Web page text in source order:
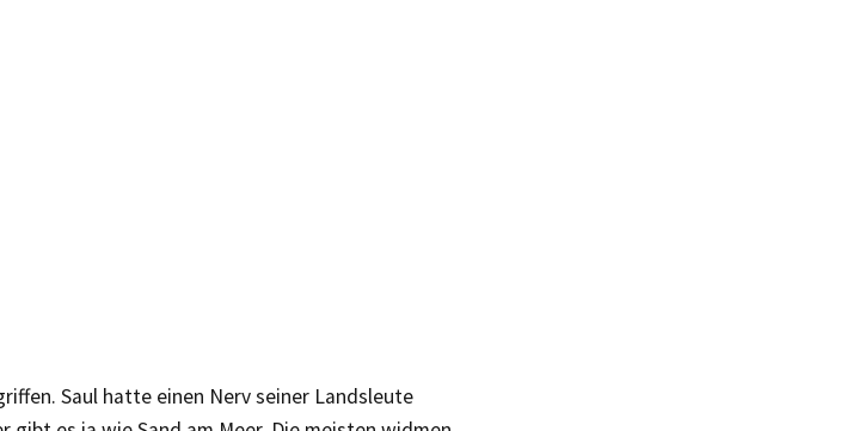
Saul hatte einen Nerv seiner Landsleute